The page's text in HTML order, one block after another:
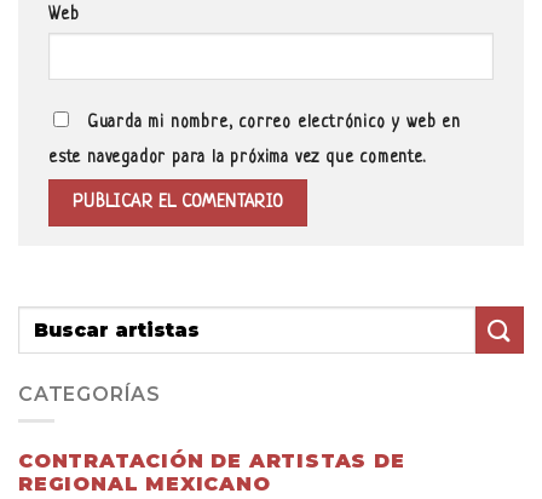
Web
Guarda mi nombre, correo electrónico y web en
este navegador para la próxima vez que comente.
CATEGORÍAS
CONTRATACIÓN DE ARTISTAS DE
REGIONAL MEXICANO